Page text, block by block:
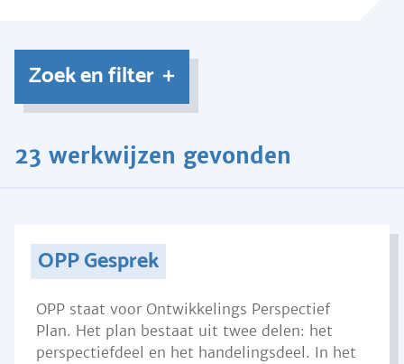
Zoek en filter
23 werkwijzen gevonden
OPP Gesprek
OPP staat voor Ontwikkelings Perspectief
Plan. Het plan bestaat uit twee delen: het
perspectiefdeel en het handelingsdeel. In het